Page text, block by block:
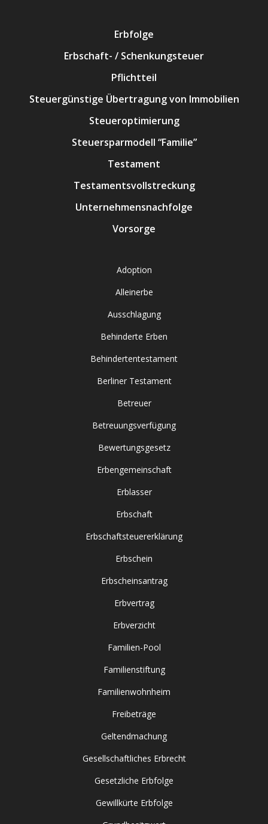
Erbfolge
Erbschaft- / Schenkungsteuer
Pflichtteil
Steuergünstige Übertragung von Immobilien
Steueroptimierung
Steuersparmodell “Familie”
Testament
Testamentsvollstreckung
Unternehmensnachfolge
Vorsorge
Adoption
Alleinerbe
Ausschlagung
Behinderte Erben
Behindertentestament
Berliner Testament
Betreuer
Betreuungsverfügung
Bewertungsgesetz
Erbengemeinschaft
Erblasser
Erbschaft
Erbschaftsteuererklärung
Erbschein
Erbscheinsantrag
Erbvertrag
Erbverzicht
Familien-Pool
Familienstiftung
Familienwohnheim
Freibeträge
Geltendmachung
Gesellschaftliches Erbrecht
Gesetzliche Erbfolge
Gewillkürte Erbfolge